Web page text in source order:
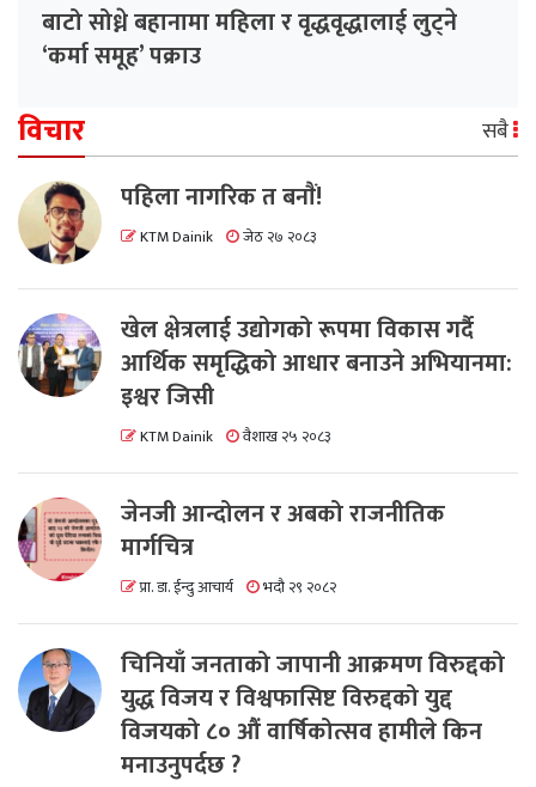
बाटो सोध्ने बहानामा महिला र वृद्धवृद्धालाई लुट्ने
‘कर्मा समूह’ पक्राउ
विचार सबै
पहिला नागरिक त बनाैं!
KTM Dainik जेठ २७ २०८३
खेल क्षेत्रलाई उद्योगको रूपमा विकास गर्दै
आर्थिक समृद्धिको आधार बनाउने अभियानमा:
इश्वर जिसी
KTM Dainik वैशाख २५ २०८३
जेनजी आन्दोलन र अबको राजनीतिक
मार्गचित्र
प्रा. डा. ईन्दु आचार्य भदौ २९ २०८२
चिनियाँ जनताको जापानी आक्रमण विरुद्दको
युद्ध विजय र विश्वफासिष्ट विरुद्दको युद्द
विजयको ८० औं वार्षिकोत्सव हामीले किन
मनाउनुपर्दछ ?